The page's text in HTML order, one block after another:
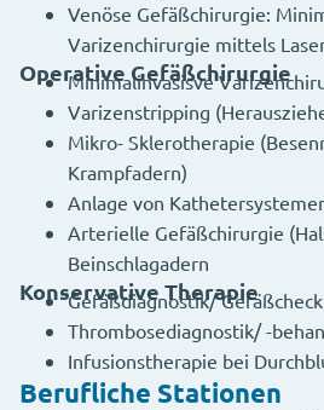
Venöse Gefäßchirurgie:
Varizenchirurgie mittels
Operative Gefäßchirurgie
Minimalinvasisve
Varizenstripping
Mikro- Sklerotherapie
Krampfadern)
Anlage von
Arterielle Gefäßchirurgie
Beinschlagadern
Konservative Therapie
Gefäßdiagnostik/ Gefäßcheck
Thrombosediagnostik/ -
Infusionstherapie bei
Berufliche Stationen